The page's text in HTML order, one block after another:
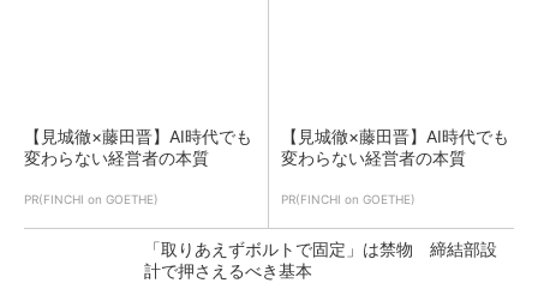
【見城徹×藤田晋】AI時代でも
変わらない経営者の本質
PR(FINCHI on GOETHE)
【見城徹×藤田晋】AI時代でも
変わらない経営者の本質
PR(FINCHI on GOETHE)
「取りあえずボルトで固定」は禁物 締結部設
計で押さえるべき基本